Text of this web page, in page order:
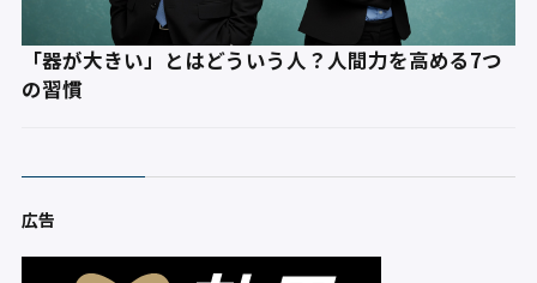
「器が大きい」とはどういう人？人間力を高める7つ
の習慣
広告